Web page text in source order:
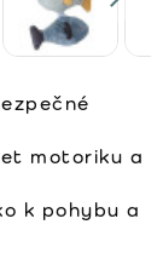
motoriku a
k pohybu a